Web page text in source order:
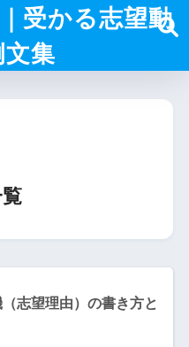
受かる志望動
集
志望理由）の書き方と